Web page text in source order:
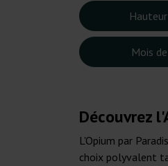
Mois
Découvrez
L'Opium par
choix polyvalent